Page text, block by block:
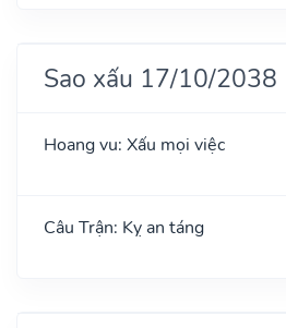
Sao xấu 17/10/2038
Hoang vu: Xấu mọi việc
Câu Trận: Kỵ an táng